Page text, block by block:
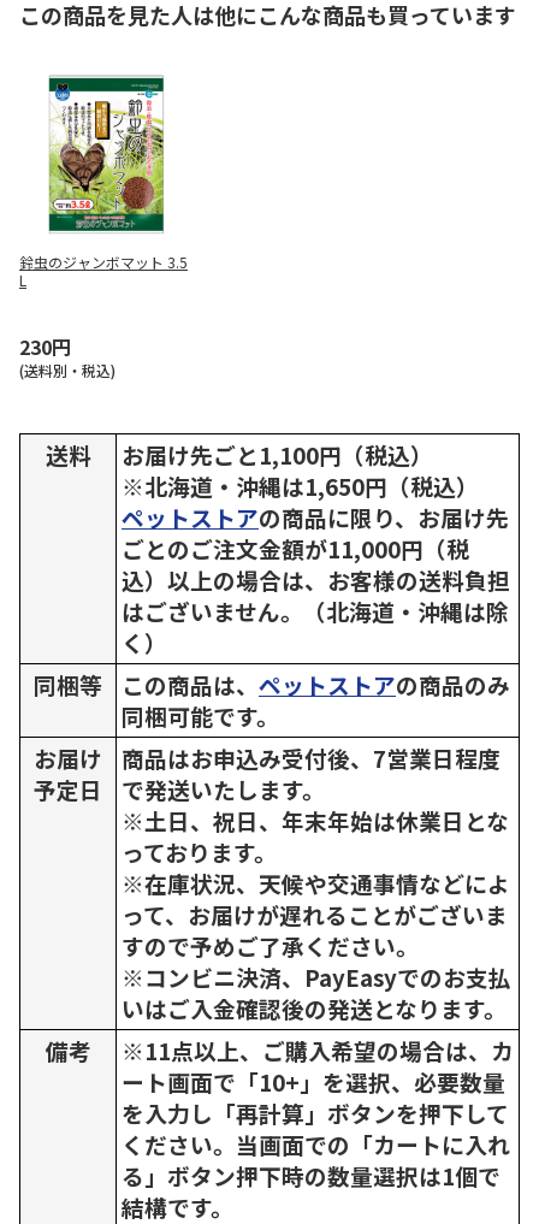
この商品を見た人は他にこんな商品も買っています
鈴虫のジャンボマット 3.5
L
230円
(送料別・税込)
送料
お届け先ごと1,100円（税込）
※北海道・沖縄は1,650円（税込）
ペットストアの商品に限り、お届け先
ごとのご注文金額が11,000円（税
込）以上の場合は、お客様の送料負担
はございません。（北海道・沖縄は除
く）
同梱等
この商品は、 ペットストアの商品のみ
同梱可能です。
お届け
予定日
商品はお申込み受付後、7営業日程度
で発送いたします。
※土日、祝日、年末年始は休業日とな
っております。
※在庫状況、天候や交通事情などによ
って、お届けが遅れることがございま
すので予めご了承ください。
※コンビニ決済、PayEasyでのお支払
いはご入金確認後の発送となります。
備考
※11点以上、ご購入希望の場合は、カ
ート画面で「10+」を選択、必要数量
を入力し「再計算」ボタンを押下して
ください。当画面での「カートに入れ
る」ボタン押下時の数量選択は1個で
結構です。